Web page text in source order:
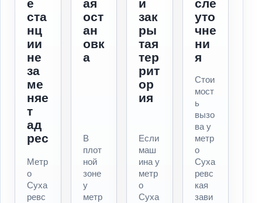
е
ста
нц
ии
не
за
ме
няе
т
ад
рес
Метр
о
Суха
ревс
ая
ост
ан
овк
а
В
плот
ной
зоне
у
метр
и
зак
ры
тая
тер
рит
ор
ия
Если
маш
ина у
метр
о
Суха
сле
уто
чне
ни
я
Стои
мост
ь
вызо
ва у
метр
о
Суха
ревс
кая
зави